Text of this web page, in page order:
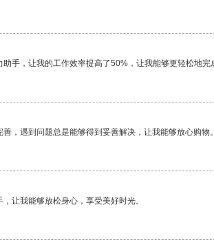
手，让我的工作效率提高了50%，让我能够更轻松地完
，遇到问题总是能够得到妥善解决，让我能够放心购物。
让我能够放松身心，享受美好时光。